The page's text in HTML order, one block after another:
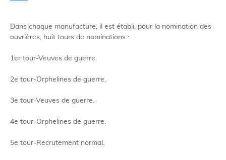
Dans chaque manufacture, il est établi, pour la nomination des
ouvrières, huit tours de nominations :
1er tour-Veuves de guerre.
2e tour-Orphelines de guerre.
3e tour-Veuves de guerre.
4e tour-Orphelines de guerre.
5e tour-Recrutement normal.